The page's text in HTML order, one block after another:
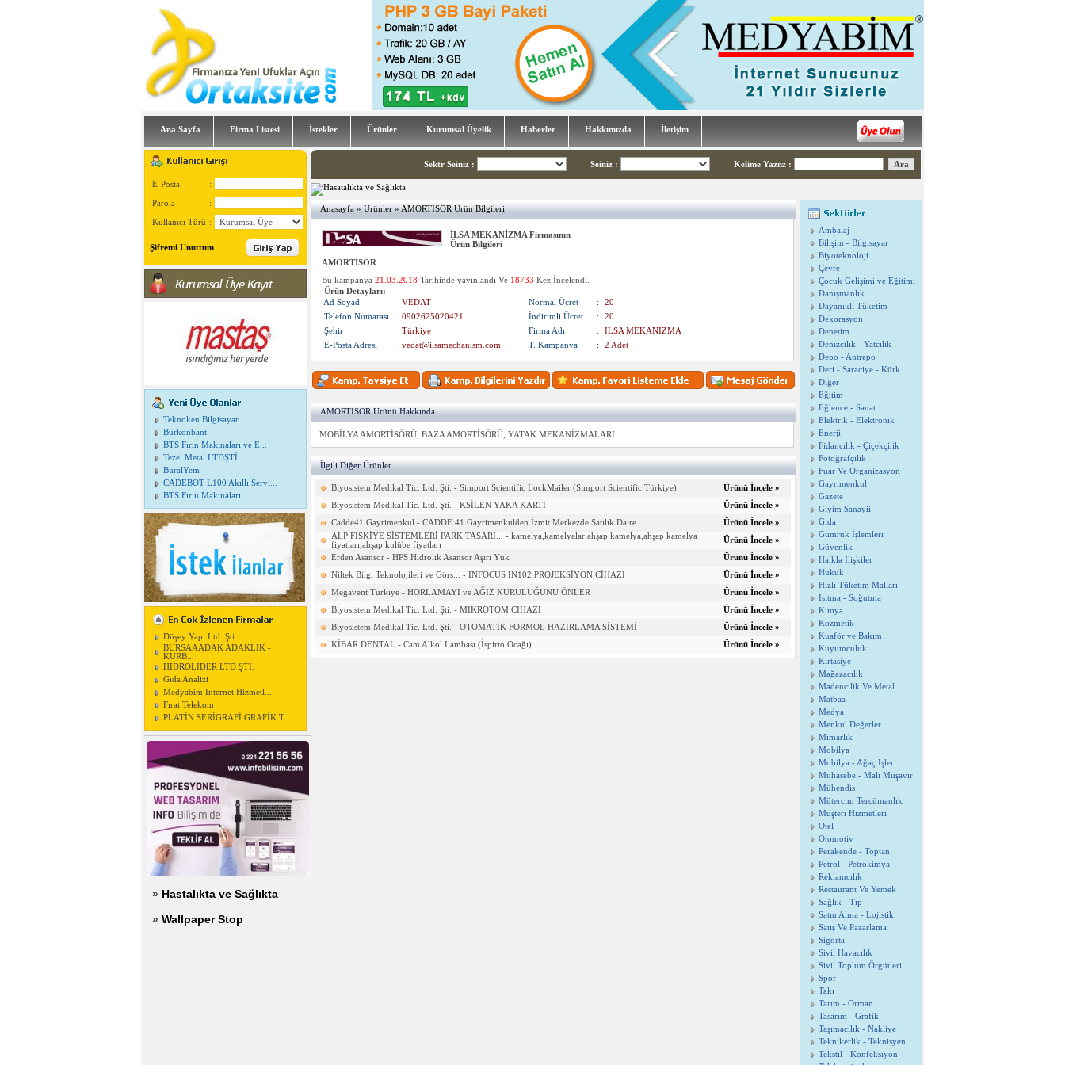
Ana Sayfa Firma Listesi İstekler Ürünler Kurumsal Üyelik Haberler Hakkımızda İletişim
E-Posta :
Parola :
Kullanıcı Türü :
Şifremi Unuttum
Teknoken Bilgisayar
Burkonbant
BTS Fırın Makinaları ve E...
Tezel Metal LTDŞTİ
BuralYem
CADEBOT L100 Akıllı Servi...
BTS Fırın Makinaları
Düşey Yapı Ltd. Şti
BURSAAADAK ADAKLIK -
KURB...
HİDROLİDER LTD ŞTİ.
Gıda Analizi
Medyabim Internet Hizmetl...
Fırat Telekom
PLATİN SERİGRAFİ GRAFİK T...
» Hastalıkta ve Sağlıkta
» Wallpaper Stop
Sektr Seiniz : Seiniz : Kelime Yaznz :
Anasayfa»Ürünler» AMORTİSÖR Ürün Bilgileri
İLSA MEKANİZMA Firmasının
Ürün Bilgileri
AMORTİSÖR
Bu kampanya 21.03.2018 Tarihinde yayınlandı Ve 18733 Kez İncelendi.
Ürün Detayları:
Ad Soyad
: VEDAT Normal Ücret :
20
Telefon Numarası
: 0902625020421 İndirimli Ücret :
20
Şehir
: Türkiye Firma Adı :
İLSA MEKANİZMA
E-Posta Adresi
: vedat@ilsamechanism.com T. Kampanya : 2 Adet
AMORTİSÖR Ürünü Hakkında
MOBİLYA AMORTİSÖRÜ, BAZA AMORTİSÖRÜ, YATAK MEKANİZMALARI
İlgili Diğer Ürünler
Biyosistem Medikal Tic. Ltd. Şti. - Simport Scientific LockMailer (Simport Scientific Türkiye)
Ürünü İncele »
Biyosistem Medikal Tic. Ltd. Şti. - KSİLEN YAKA KARTI
Ürünü İncele »
Cadde41 Gayrimenkul - CADDE 41 Gayrimenkulden İzmit Merkezde Satılık Daire
Ürünü İncele »
ALP FISKİYE SİSTEMLERİ PARK TASARI... - kamelya,kamelyalar,ahşap kamelya,ahşap kamelya
fiyatları,ahşap kulübe fiyatları
Ürünü İncele »
Erden Asansör - HPS Hidrolik Asansör Aşırı Yük
Ürünü İncele »
Niltek Bilgi Teknolojileri ve Görs... - INFOCUS IN102 PROJEKSİYON CİHAZI
Ürünü İncele »
Megavent Türkiye - HORLAMAYI ve AĞIZ KURULUĞUNU ÖNLER
Ürünü İncele »
Biyosistem Medikal Tic. Ltd. Şti. - MİKROTOM CİHAZI
Ürünü İncele »
Biyosistem Medikal Tic. Ltd. Şti. - OTOMATİK FORMOL HAZIRLAMA SİSTEMİ
Ürünü İncele »
KİBAR DENTAL - Cam Alkol Lambası (İspirto Ocağı)
Ürünü İncele »
Ambalaj
Bilişim - Bilgisayar
Biyoteknoloji
Çevre
Çocuk Gelişimi ve Eğitimi
Danışmanlık
Dayanıklı Tüketim
Dekorasyon
Denetim
Denizcilik - Yatcılık
Depo - Antrepo
Deri - Saraciye - Kürk
Diğer
Eğitim
Eğlence - Sanat
Elektrik - Elektronik
Enerji
Fidancılık - Çiçekçilik
Fotoğrafçılık
Fuar Ve Organizasyon
Gayrimenkul
Gazete
Giyim Sanayii
Gıda
Gümrük İşlemleri
Güvenlik
Halkla İlişkiler
Hukuk
Hızlı Tüketim Malları
Isıtma - Soğutma
Kimya
Kozmetik
Kuaför ve Bakım
Kuyumculuk
Kırtasiye
Mağazacılık
Madencilik Ve Metal
Matbaa
Medya
Menkul Değerler
Mimarlık
Mobilya
Mobilya - Ağaç İşleri
Muhasebe - Mali Müşavir
Mühendis
Mütercim Tercümanlık
Müşteri Hizmetleri
Otel
Otomotiv
Perakende - Toptan
Petrol - Petrokimya
Reklamcılık
Restaurant Ve Yemek
Sağlık - Tıp
Satın Alma - Lojistik
Satış Ve Pazarlama
Sigorta
Sivil Havacılık
Sivil Toplum Örgütleri
Spor
Takı
Tarım - Orman
Tasarım - Grafik
Taşımacılık - Nakliye
Teknikerlik - Teknisyen
Tekstil - Konfeksiyon